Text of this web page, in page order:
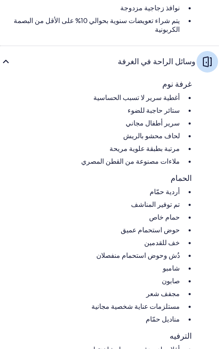
نوافذ زجاجية مزدوجة
يتم شراء تعويضات سنوية بحوالي 10% على الأقل من البصمة
الكربونية
وسائل الراحة في الغرفة
غرفة نوم
أغطية سرير لا تسبب الحساسية
ستائر حاجبة للضوء
سرير أطفال مجاني
لحاف محشو بالريش
مرتبة بطبقة علوية مريحة
ملاءات مصنوعة من القطن المصري
الحمام
أردية حمّام
تم توفير المناشف
حمام خاص
حوض استحمام عميق
خف للقدمين
دُش وحوض استحمام منفصلان
شامبو
صابون
مجفف شعر
مستلزمات عناية شخصية مجانية
مناديل حمّام
الترفيه